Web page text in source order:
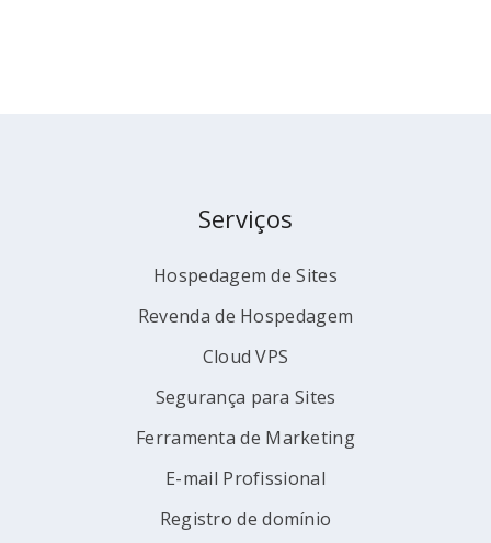
Serviços
Hospedagem de Sites
Revenda de Hospedagem
Cloud VPS
Segurança para Sites
Ferramenta de Marketing
E-mail Profissional
Registro de domínio